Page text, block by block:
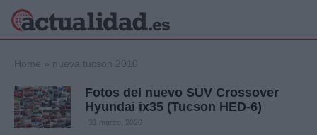
Política
Home » nueva tucson 2010
Fotos del nuevo SUV Crossover
Hyundai ix35 (Tucson HED-6)
31 marzo, 2020